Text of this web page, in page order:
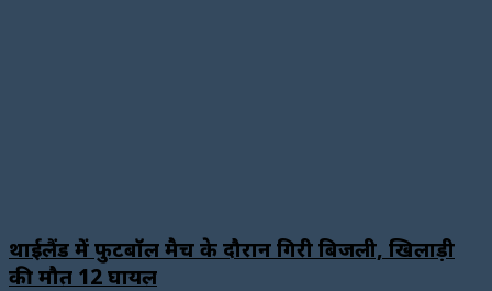
थाईलैंड में फुटबॉल मैच के दौरान गिरी बिजली, खिलाड़ी
की मौत 12 घायल